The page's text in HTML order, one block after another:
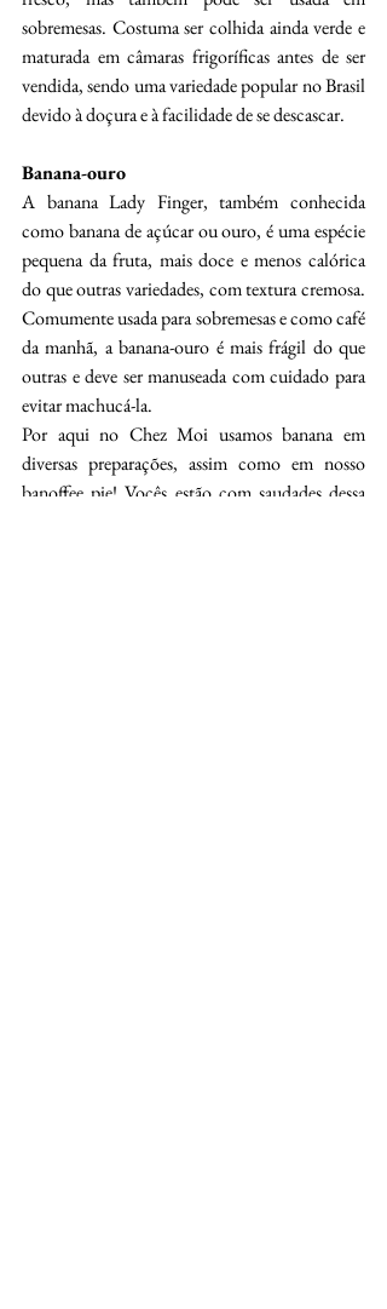
sobremesas. Costuma ser colhida ainda verde e
maturada em câmaras frigoríficas antes de ser
vendida, sendo uma variedade popular no Brasil
devido à doçura e à facilidade de se descascar.
Banana-ouro
A banana Lady Finger, também conhecida
como banana de açúcar ou ouro, é uma espécie
pequena da fruta, mais doce e menos calórica
do que outras variedades, com textura cremosa.
Comumente usada para sobremesas e como café
da manhã, a banana-ouro é mais frágil do que
outras e deve ser manuseada com cuidado para
evitar machucá-la.
Por aqui no Chez Moi usamos banana em
diversas preparações, assim como em nosso
banoffee pie! Vocês estão com saudades dessa